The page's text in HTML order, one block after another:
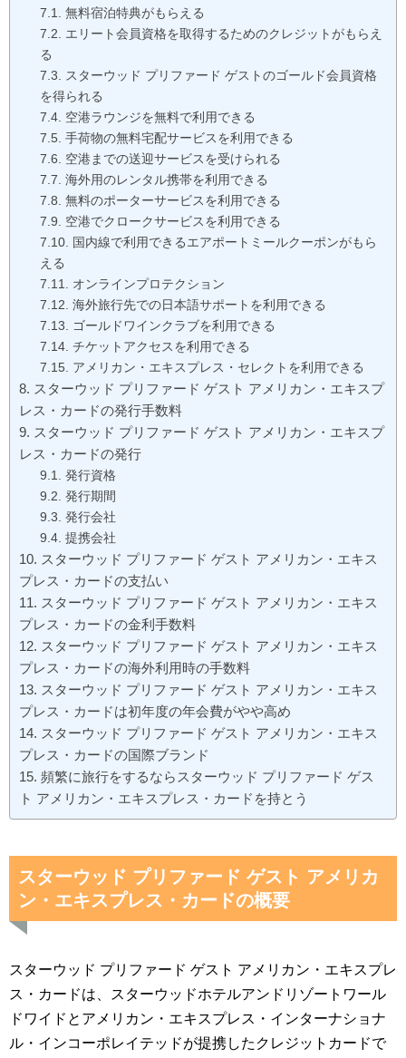
無料宿泊特典がもらえる
エリート会員資格を取得するためのクレジットがもらえ
る
スターウッド プリファード ゲストのゴールド会員資格
を得られる
空港ラウンジを無料で利用できる
手荷物の無料宅配サービスを利用できる
空港までの送迎サービスを受けられる
海外用のレンタル携帯を利用できる
無料のポーターサービスを利用できる
空港でクロークサービスを利用できる
国内線で利用できるエアポートミールクーポンがもら
える
オンラインプロテクション
海外旅行先での日本語サポートを利用できる
ゴールドワインクラブを利用できる
チケットアクセスを利用できる
アメリカン・エキスプレス・セレクトを利用できる
スターウッド プリファード ゲスト アメリカン・エキスプ
レス・カードの発行手数料
スターウッド プリファード ゲスト アメリカン・エキスプ
レス・カードの発行
発行資格
発行期間
発行会社
提携会社
スターウッド プリファード ゲスト アメリカン・エキス
プレス・カードの支払い
スターウッド プリファード ゲスト アメリカン・エキス
プレス・カードの金利手数料
スターウッド プリファード ゲスト アメリカン・エキス
プレス・カードの海外利用時の手数料
スターウッド プリファード ゲスト アメリカン・エキス
プレス・カードは初年度の年会費がやや高め
スターウッド プリファード ゲスト アメリカン・エキス
プレス・カードの国際ブランド
頻繁に旅行をするならスターウッド プリファード ゲス
ト アメリカン・エキスプレス・カードを持とう
スターウッド プリファード ゲスト アメリカ
ン・エキスプレス・カードの概要
スターウッド プリファード ゲスト アメリカン・エキスプレ
ス・カードは、スターウッドホテルアンドリゾートワール
ドワイドとアメリカン・エキスプレス・インターナショナ
ル・インコーポレイテッドが提携したクレジットカードで